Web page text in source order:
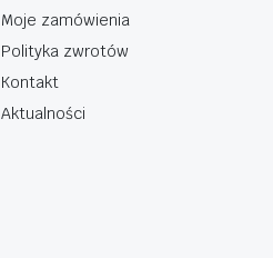
Moje zamówienia
Polityka zwrotów
Kontakt
Aktualności